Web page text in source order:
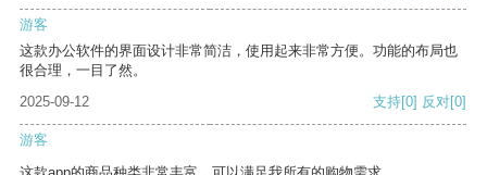
游客
这款办公软件的界面设计非常简洁，使用起来非常方便。功能的布局也
很合理，一目了然。
2025-09-12
支持[0] 反对[0]
游客